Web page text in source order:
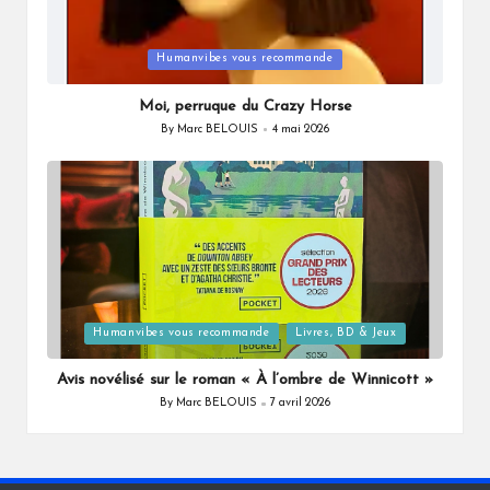
in
Humanvibes vous recommande
Moi, perruque du Crazy Horse
Posted
By Marc BELOUIS 4 mai 2026
Posted
in
Humanvibes vous recommande Livres, BD & Jeux
Avis novélisé sur le roman « À l’ombre de Winnicott »
Posted
By Marc BELOUIS 7 avril 2026